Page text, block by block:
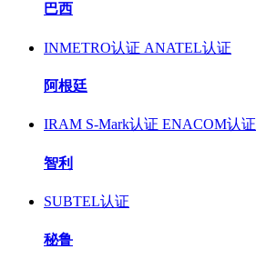
巴西
INMETRO认证 ANATEL认证
阿根廷
IRAM S-Mark认证 ENACOM认证
智利
SUBTEL认证
秘鲁